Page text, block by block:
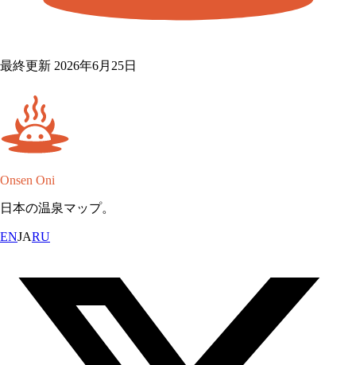
最終更新 2026年6月25日
Onsen Oni
日本の温泉マップ。
ENJARU